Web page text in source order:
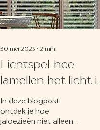
30 mei 2023 ∙ 2 min.
Lichtspel: hoe
lamellen het licht
jouw huis
transformeren
In deze blogpost
ontdek je hoe
jaloezieën niet alleen